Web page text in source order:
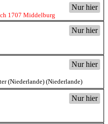
Nur hier
1707 Middelburg
Nur hier
Nur hier
(Niederlande) (Niederlande)
Nur hier